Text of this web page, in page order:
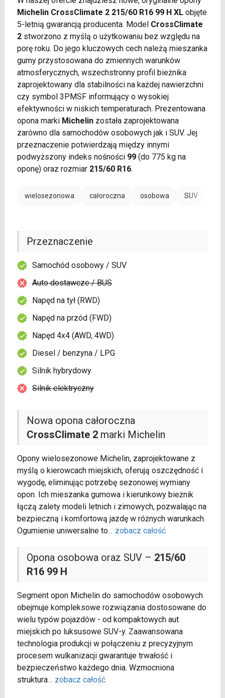
Michelin CrossClimate 2 215/60 R16 99 H XLobjęte
5-letnią gwarancją producenta. Model CrossClimate
2stworzono z myślą o użytkowaniu bez względu na
porę roku. Do jego kluczowych cech należą mieszanka
gumy przystosowana do zmiennych warunków
atmosferycznych, wszechstronny profil bieżnika
zaprojektowany dla stabilności na każdej nawierzchni
czy symbol 3PMSF informujący o wysokiej
efektywności w niskich temperaturach. Prezentowana
opona marki Michelinzostała zaprojektowana
zarówno dla samochodów osobowych jak i SUV. Jej
przeznaczenie potwierdzają między innymi
podwyższony indeks nośności 99(do 775 kg na
oponę) oraz rozmiar 215/60 R16.
wielosezonowa całoroczna osobowa SUV
Nowa opona całoroczna
CrossClimate 2marki Michelin
Opony wielosezonowe Michelin, zaprojektowane z
myślą o kierowcach miejskich, oferują oszczędność i
wygodę, eliminując potrzebę sezonowej wymiany
opon. Ich mieszanka gumowa i kierunkowy bieżnik
łączą zalety modeli letnich i zimowych, pozwalając na
bezpieczną i komfortową jazdę w różnych warunkach.
Ogumienie uniwersalne to... zobacz całość
Opona osobowa oraz SUV – 215/60
R16 99 H
Segment opon Michelin do samochodów osobowych
obejmuje kompleksowe rozwiązania dostosowane do
wielu typów pojazdów - od kompaktowych aut
miejskich po luksusowe SUV-y. Zaawansowana
technologia produkcji w połączeniu z precyzyjnym
procesem wulkanizacji gwarantuje trwałość i
bezpieczeństwo każdego dnia. Wzmocniona
struktura... zobacz całość
Przeznaczenie
Samochód osobowy / SUV
Auto dostawcze / BUS
Napęd na tył (RWD)
Napęd na przód (FWD)
Napęd 4x4 (AWD, 4WD)
Diesel / benzyna / LPG
Silnik hybrydowy
Silnik elektryczny